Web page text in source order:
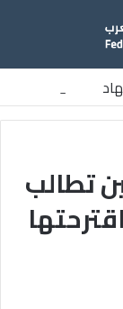
وسط قطاع غزة
تطالب